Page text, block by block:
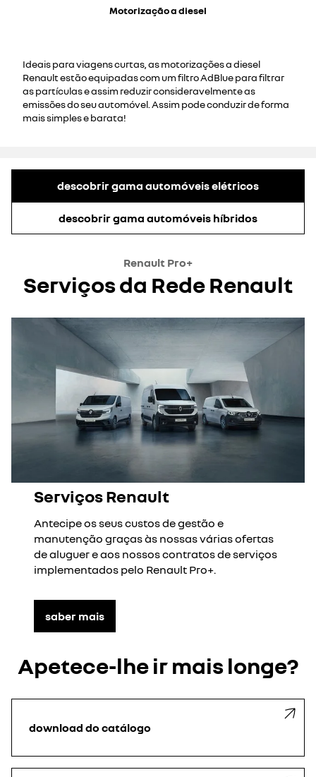
Motorização a diesel
Ideais para viagens curtas, as motorizações a diesel
Renault estão equipadas com um filtro AdBlue para filtrar
as partículas e assim reduzir consideravelmente as
emissões do seu automóvel. Assim pode conduzir de forma
mais simples e barata!
descobrir gama automóveis elétricos
descobrir gama automóveis híbridos
Renault Pro+
Serviços da Rede Renault
Serviços Renault
Antecipe os seus custos de gestão e
manutenção graças às nossas várias ofertas
de aluguer e aos nossos contratos de serviços
implementados pelo Renault Pro+.
saber mais
Apetece-lhe ir mais longe?
download do catálogo